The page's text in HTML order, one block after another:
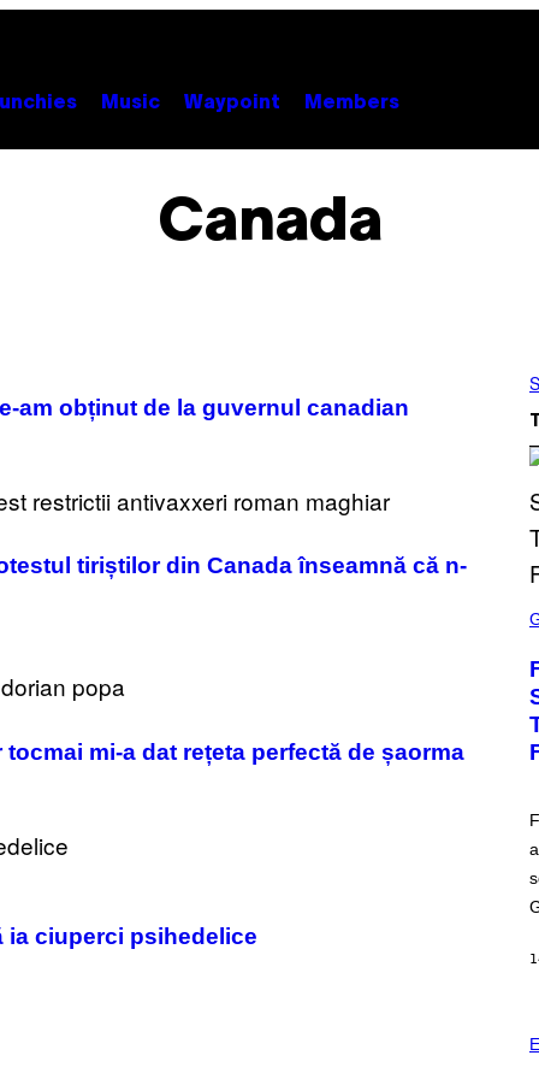
Music Waypoint Members
Canada
am obținut de la guvernul canadian
tiriștilor din Canada înseamnă că n-
mi-a dat rețeta perfectă de șaorma
ia ciuperci psihedelice
C
E
N
S
H
O
T
P
C
A
M